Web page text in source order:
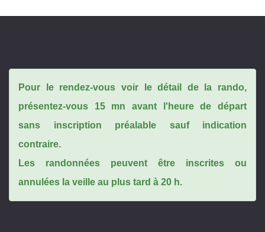
Pour le rendez-vous voir le détail de la rando,
présentez-vous 15 mn avant l'heure de départ
sans inscription préalable sauf indication
contraire.
Les randonnées peuvent être inscrites ou
annulées la veille au plus tard à 20 h.